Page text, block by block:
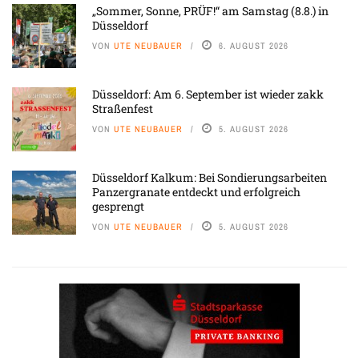
„Sommer, Sonne, PRÜF!“ am Samstag (8.8.) in
Düsseldorf
VON UTE NEUBAUER 6. AUGUST 2026
Düsseldorf: Am 6. September ist wieder zakk
Straßenfest
VON UTE NEUBAUER 5. AUGUST 2026
Düsseldorf Kalkum: Bei Sondierungsarbeiten
Panzergranate entdeckt und erfolgreich
gesprengt
VON UTE NEUBAUER 5. AUGUST 2026